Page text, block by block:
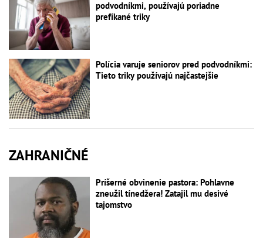
podvodníkmi, používajú poriadne
prefíkané triky
Polícia varuje seniorov pred podvodníkmi:
Tieto triky používajú najčastejšie
ZAHRANIČNÉ
Príšerné obvinenie pastora: Pohlavne
zneužil tínedžera! Zatajil mu desivé
tajomstvo